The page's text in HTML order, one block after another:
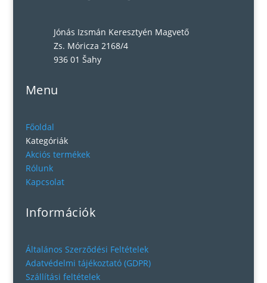
Jónás Izsmán Keresztyén Magvető
Zs. Móricza 2168/4
936 01 Šahy
Menu
Főoldal
Kategóriák
Akciós termékek
Rólunk
Kapcsolat
Információk
Általános Szerződési Feltételek
Adatvédelmi tájékoztató (GDPR)
Szállítási feltételek